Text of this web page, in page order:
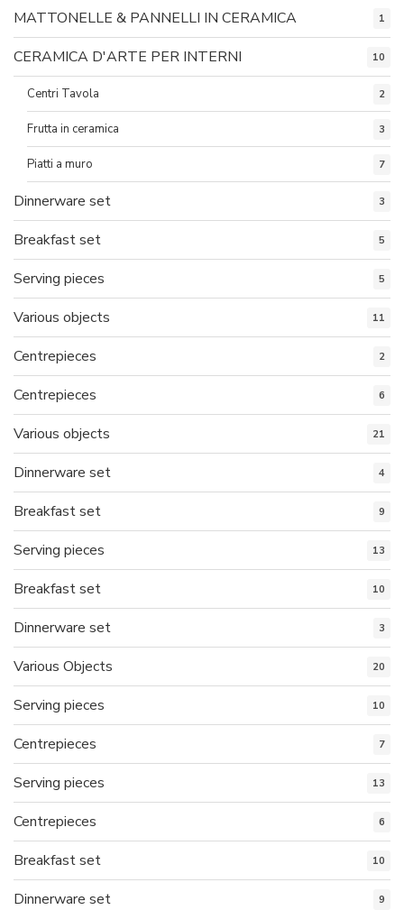
MATTONELLE & PANNELLI IN CERAMICA 1
CERAMICA D'ARTE PER INTERNI 10
Centri Tavola 2
Frutta in ceramica 3
Piatti a muro 7
Dinnerware set 3
Breakfast set 5
Serving pieces 5
Various objects 11
Centrepieces 2
Centrepieces 6
Various objects 21
Dinnerware set 4
Breakfast set 9
Serving pieces 13
Breakfast set 10
Dinnerware set 3
Various Objects 20
Serving pieces 10
Centrepieces 7
Serving pieces 13
Centrepieces 6
Breakfast set 10
Dinnerware set 9